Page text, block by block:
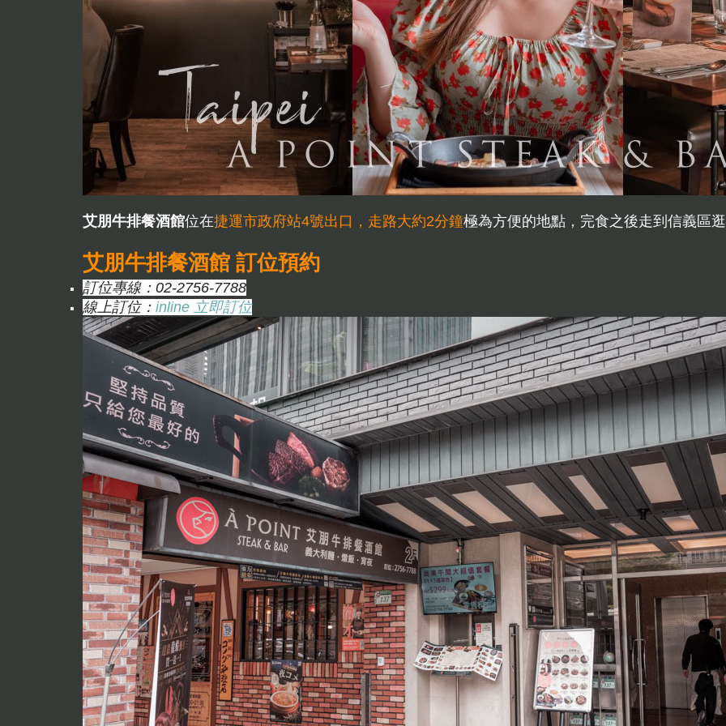
艾朋牛排餐酒館位在捷運市政府站4號出口，走路大約2分鐘極為方便的地點，完食之後走到信義區
艾朋牛排餐酒館 訂位預約
訂位專線：02-2756-7788
線上訂位： inline 立即訂位